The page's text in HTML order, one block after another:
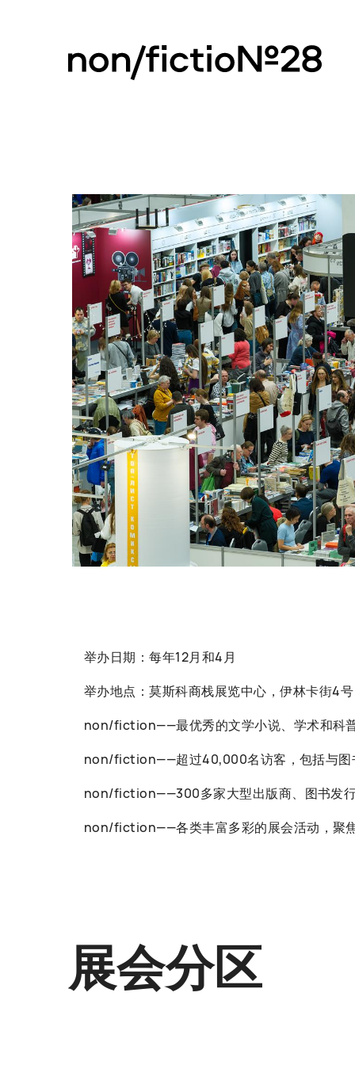
举办日期：每年12月和4月
举办地点：莫斯科商栈展览中心，伊林卡街4号
non/fiction——最优秀的文学小说、学术和科
non/fiction——超过40,000名访客，包括与图
non/fiction——300多家大型出版商、图书发
non/fiction——各类丰富多彩的展会活动，聚
展会分区